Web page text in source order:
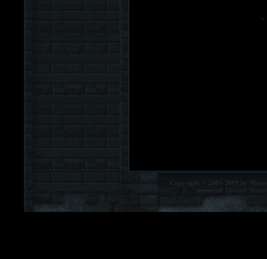
Copyright © 2005-2009 by
reserved. Contact: